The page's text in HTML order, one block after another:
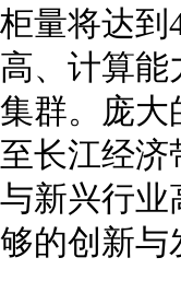
柜量将达到
高、计算能
集群。庞大
至长江经
与新兴行业
够的创新与